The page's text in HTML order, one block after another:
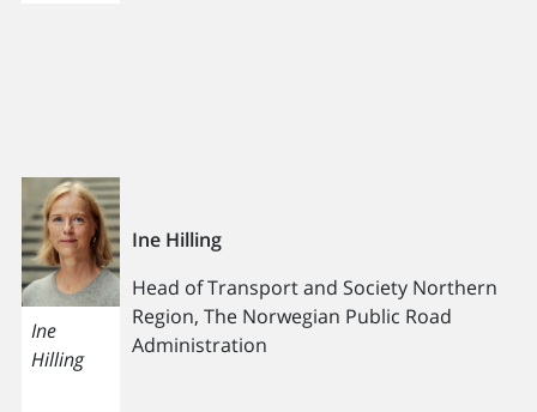
Ine
Hilling
Ine Hilling
Head of Transport and Society Northern
Region, The Norwegian Public Road
Administration